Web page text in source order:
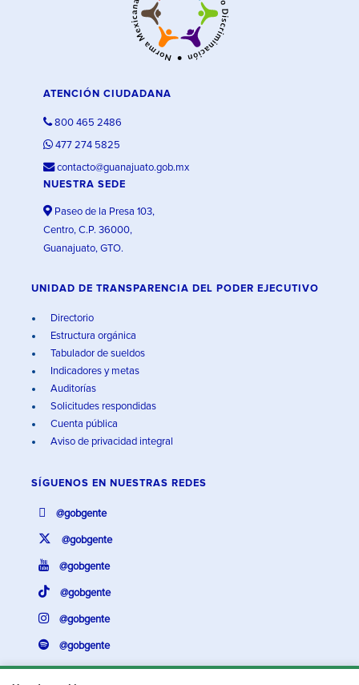
ATENCIÓN CIUDADANA
800 465 2486
477 274 5825
contacto@guanajuato.gob.mx
NUESTRA SEDE
Paseo de la Presa 103,
Centro, C.P. 36000,
Guanajuato, GTO.
UNIDAD DE TRANSPARENCIA DEL PODER EJECUTIVO
Directorio
Estructura orgánica
Tabulador de sueldos
Indicadores y metas
Auditorías
Solicitudes respondidas
Cuenta pública
Aviso de privacidad integral
SÍGUENOS EN NUESTRAS REDES
@gobgente
@gobgente
@gobgente
@gobgente
@gobgente
@gobgente